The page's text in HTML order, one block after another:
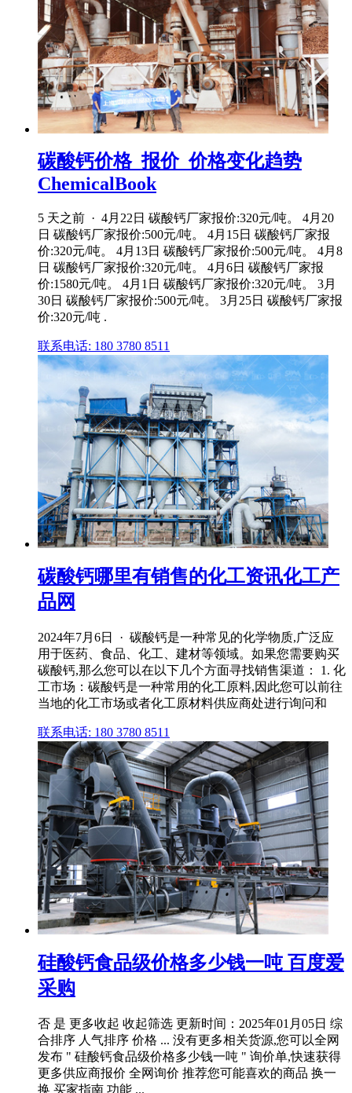
碳酸钙价格_报价_价格变化趋势
ChemicalBook
5 天之前 · 4月22日 碳酸钙厂家报价:320元/吨。 4月20
日 碳酸钙厂家报价:500元/吨。 4月15日 碳酸钙厂家报
价:320元/吨。 4月13日 碳酸钙厂家报价:500元/吨。 4月8
日 碳酸钙厂家报价:320元/吨。 4月6日 碳酸钙厂家报
价:1580元/吨。 4月1日 碳酸钙厂家报价:320元/吨。 3月
30日 碳酸钙厂家报价:500元/吨。 3月25日 碳酸钙厂家报
价:320元/吨 .
联系电话: 180 3780 8511
碳酸钙哪里有销售的化工资讯化工产
品网
2024年7月6日 · 碳酸钙是一种常见的化学物质,广泛应
用于医药、食品、化工、建材等领域。如果您需要购买
碳酸钙,那么您可以在以下几个方面寻找销售渠道： 1. 化
工市场：碳酸钙是一种常用的化工原料,因此您可以前往
当地的化工市场或者化工原材料供应商处进行询问和
联系电话: 180 3780 8511
硅酸钙食品级价格多少钱一吨 百度爱
采购
否 是 更多收起 收起筛选 更新时间：2025年01月05日 综
合排序 人气排序 价格 ... 没有更多相关货源,您可以全网
发布 " 硅酸钙食品级价格多少钱一吨 " 询价单,快速获得
更多供应商报价 全网询价 推荐您可能喜欢的商品 换一
换 买家指南 功能 ...